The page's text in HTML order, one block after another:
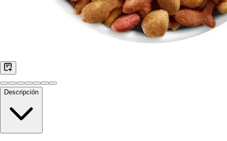
Descripción